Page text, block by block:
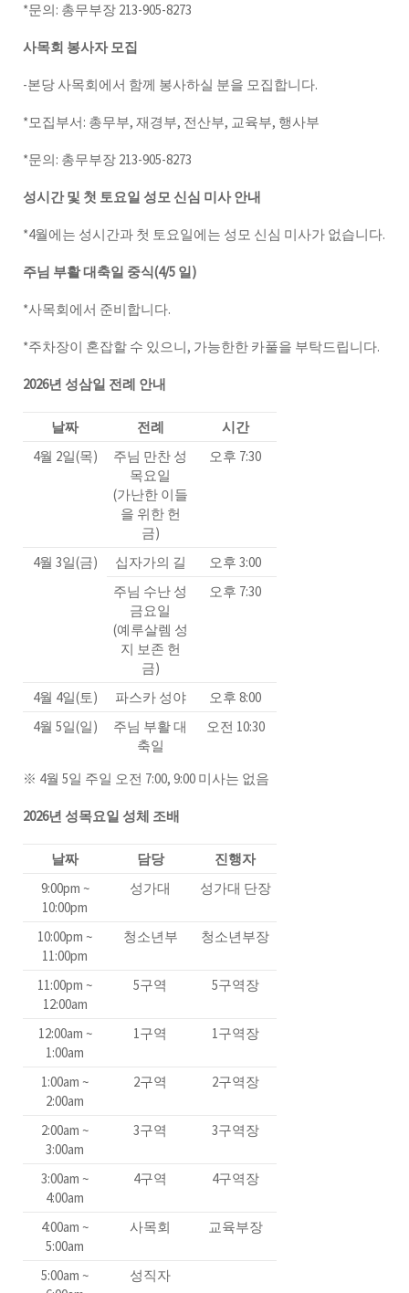
*문의: 총무부장 213-905-8273
사목회 봉사자 모집
-본당 사목회에서 함께 봉사하실 분을 모집합니다.
*모집부서: 총무부, 재경부, 전산부, 교육부, 행사부
*문의: 총무부장 213-905-8273
성시간 및 첫 토요일 성모 신심 미사 안내
*4월에는 성시간과 첫 토요일에는 성모 신심 미사가 없습니다.
주님 부활 대축일 중식(4/5 일)
*사목회에서 준비합니다.
*주차장이 혼잡할 수 있으니, 가능한한 카풀을 부탁드립니다.
2026년 성삼일 전례 안내
날짜 전례
시간
4월 2일(목)
주님 만찬 성
목요일
(가난한 이들
을 위한 헌
금)
오후 7:30
4월 3일(금) 십자가의 길
오후 3:00
주님 수난 성
금요일
(예루살렘 성
지 보존 헌
금)
오후 7:30
4월 4일(토) 파스카 성야
오후 8:00
4월 5일(일)
주님 부활 대
축일
오전 10:30
※ 4월 5일 주일 오전 7:00, 9:00 미사는 없음
2026년 성목요일 성체 조배
날짜 담당
진행자
9:00pm ~
10:00pm
성가대 성가대 단장
10:00pm ~
11:00pm
청소년부 청소년부장
11:00pm ~
12:00am
5구역 5구역장
12:00am ~
1:00am
1구역 1구역장
1:00am ~
2:00am
2구역 2구역장
2:00am ~
3:00am
3구역 3구역장
3:00am ~
4:00am
4구역 4구역장
4:00am ~
5:00am
사목회 교육부장
5:00am ~
성직자